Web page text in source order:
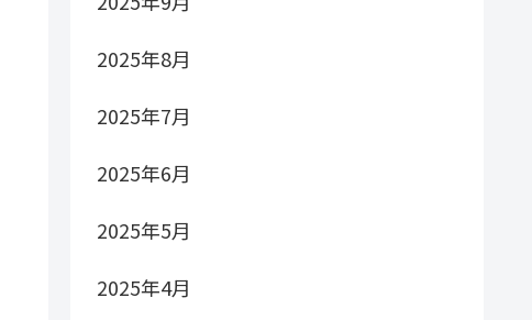
2025年8月
2025年7月
2025年6月
2025年5月
2025年4月